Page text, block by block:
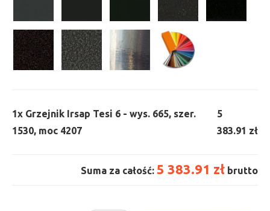
1x Grzejnik Irsap Tesi 6 - wys. 665, szer.
1530, moc 4207
5
383.91 zł
Suma za całość: 5 383.91 zł brutto